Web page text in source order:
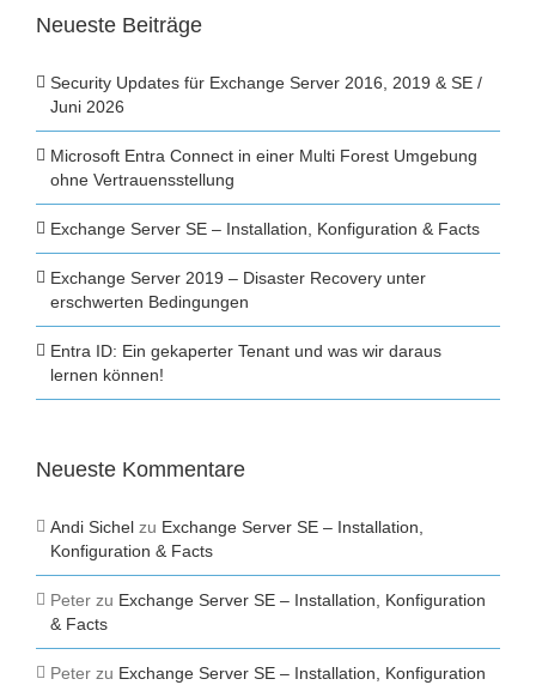
Neueste Beiträge
Security Updates für Exchange Server 2016, 2019 & SE /
Juni 2026
Microsoft Entra Connect in einer Multi Forest Umgebung
ohne Vertrauensstellung
Exchange Server SE – Installation, Konfiguration & Facts
Exchange Server 2019 – Disaster Recovery unter
erschwerten Bedingungen
Entra ID: Ein gekaperter Tenant und was wir daraus
lernen können!
Neueste Kommentare
Andi Sichel zu Exchange Server SE – Installation,
Konfiguration & Facts
Peter zu Exchange Server SE – Installation, Konfiguration
& Facts
Peter zu Exchange Server SE – Installation, Konfiguration